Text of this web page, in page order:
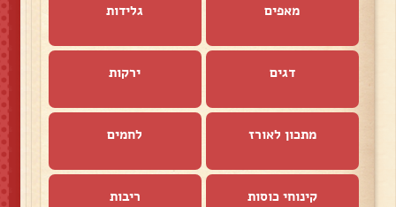
מאפים גלידות
דגים ירקות
מתכון לאורז לחמים
קינוחי כוסות ריבות